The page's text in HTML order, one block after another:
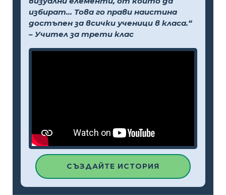
избират... Това го прави наистина
достъпен за всички ученици в класа.“
– Учител за трети клас
СЪЗДАЙТЕ ИСТОРИЯ